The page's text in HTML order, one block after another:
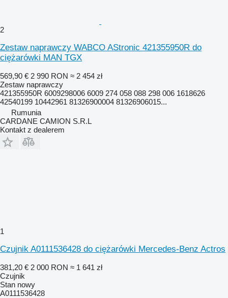
2
Zestaw naprawczy WABCO AStronic 421355950R do
ciężarówki MAN TGX
569,90 € 2 990 RON ≈ 2 454 zł
Zestaw naprawczy
421355950R 6009298006 6009 274 058 088 298 006 1618626
42540199 10442961 81326900004 81326906015...
Rumunia
CARDANE CAMION S.R.L
Kontakt z dealerem
1
Czujnik A0111536428 do ciężarówki Mercedes-Benz Actros
381,20 € 2 000 RON ≈ 1 641 zł
Czujnik
Stan nowy
A0111536428